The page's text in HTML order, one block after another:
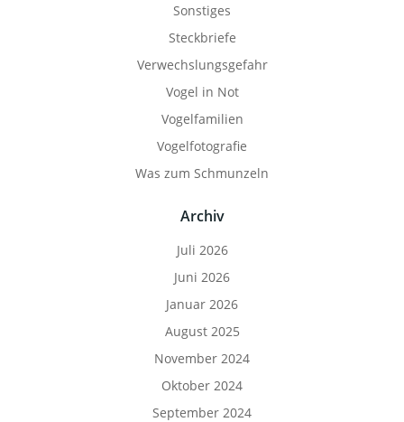
Sonstiges
Steckbriefe
Verwechslungsgefahr
Vogel in Not
Vogelfamilien
Vogelfotografie
Was zum Schmunzeln
Archiv
Juli 2026
Juni 2026
Januar 2026
August 2025
November 2024
Oktober 2024
September 2024